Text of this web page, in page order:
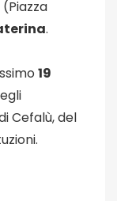
(Piazza
.
19
Cefalù, del